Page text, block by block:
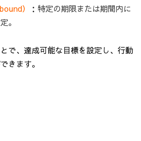
）
：特定の期限または期間内に
。
で、達成可能な目標を設定し、行動
きます。